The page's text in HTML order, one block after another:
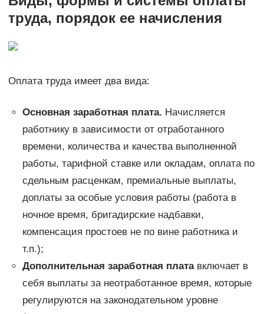
труда, порядок ее начисления
Оплата труда имеет два вида:
Основная заработная плата. Начисляется
работнику в зависимости от отработанного
времени, количества и качества выполненной
работы, тарифной ставке или окладам, оплата по
сдельным расценкам, премиальные выплаты,
доплаты за особые условия работы (работа в
ночное время, бригадирские надбавки,
компенсация простоев не по вине работника и
т.п.);
Дополнительная заработная платавключает в
себя выплаты за неотработанное время, которые
регулируются на законодательном уровне